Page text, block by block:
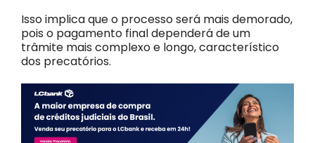
Isso implica que o processo será mais demorado,
pois o pagamento final dependerá de um
trâmite mais complexo e longo, característico
dos precatórios.